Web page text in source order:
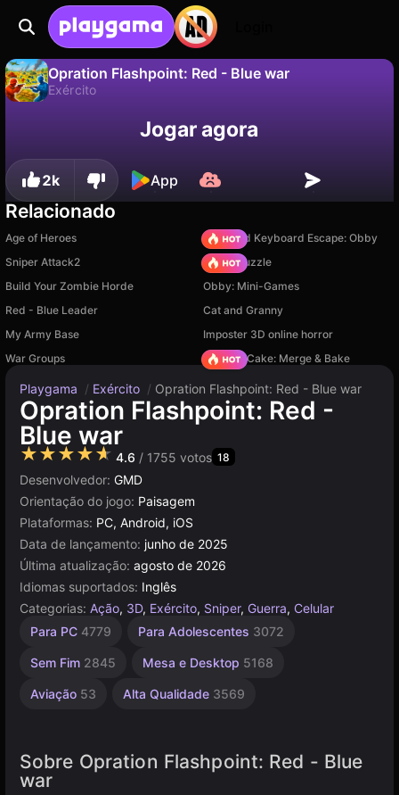
Opration Flashpoint: Red - Blue war
Exército
Salve o progresso!Jogar agora
2k App
Relacionado
Age of Heroes
+1 Speed Keyboard Escape: Obby
Sniper Attack2
Arrow Puzzle
Build Your Zombie Horde
Obby: Mini-Games
Red - Blue Leader
Cat and Granny
My Army Base
Imposter 3D online horror
War Groups
Piece of Cake: Merge & Bake
Playgama / Exército / Opration Flashpoint: Red - Blue war
Opration Flashpoint: Red -
Blue war
★★★★★ 4.6 / 1755 votos 18
Desenvolvedor: GMD
Orientação do jogo: Paisagem
Plataformas: PC, Android, iOS
Data de lançamento: junho de 2025
Última atualização: agosto de 2026
Idiomas suportados: Inglês
Categorias: Ação, 3D, Exército, Sniper, Guerra, Celular
Para PC 4779 Para Adolescentes 3072
Sem Fim 2845 Mesa e Desktop 5168
Aviação 53 Alta Qualidade 3569
Navegador
Unity
3172
Sobre Opration Flashpoint: Red - Blue
war